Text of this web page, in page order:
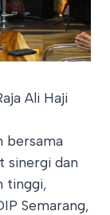
Ali Haji
bersama
sinergi dan
tinggi,
Semarang,